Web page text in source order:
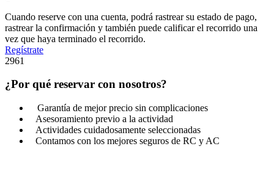
Cuando reserve con una cuenta, podrá rastrear su estado de pago,
rastrear la confirmación y también puede calificar el recorrido una
vez que haya terminado el recorrido.
Regístrate
2961
¿Por qué reservar con nosotros?
Garantía de mejor precio sin complicaciones
Asesoramiento previo a la actividad
Actividades cuidadosamente seleccionadas
Contamos con los mejores seguros de RC y AC